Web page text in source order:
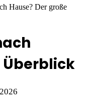
Hause? Der große
Überblick